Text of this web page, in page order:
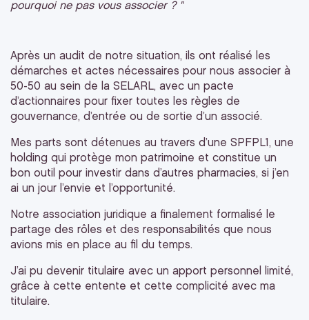
pourquoi ne pas vous associer ? "
Après un audit de notre situation, ils ont réalisé les
démarches et actes nécessaires pour nous associer à
50-50 au sein de la SELARL, avec un pacte
d’actionnaires pour fixer toutes les règles de
gouvernance, d’entrée ou de sortie d’un associé.
Mes parts sont détenues au travers d’une SPFPL1, une
holding qui protège mon patrimoine et constitue un
bon outil pour investir dans d’autres pharmacies, si j’en
ai un jour l’envie et l’opportunité.
Notre association juridique a finalement formalisé le
partage des rôles et des responsabilités que nous
avions mis en place au fil du temps.
J’ai pu devenir titulaire avec un apport personnel limité,
grâce à cette entente et cette complicité avec ma
titulaire.